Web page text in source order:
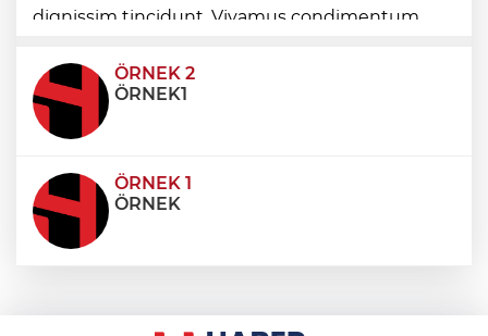
dignissim tincidunt. Vivamus condimentum
condimentum eros et, faucibus sapien. Praese
ÖRNEK 2
ÖRNEK1
ÖRNEK 1
ÖRNEK